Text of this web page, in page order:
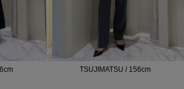
TSUJIMATSU / 156cm